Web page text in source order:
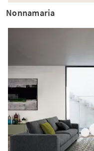
Nonnamaria